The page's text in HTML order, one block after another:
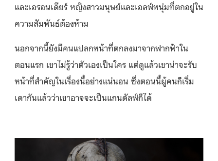
และเอรอนเดียร์ หญิงสาวมนุษย์และเอลฟ์หนุ่มที่ตกอยู่ใน
ความสัมพันธ์ต้องห้าม
นอกจากนี้ยังมีคนแปลกหน้าที่ตกลงมาจากฟากฟ้าใน
ตอนแรก เขาไม่รู้ว่าตัวเองเป็นใคร แต่ดูแล้วเขาน่าจะรับ
หน้าที่สำคัญในเรื่องนี้อย่างแน่นอน ซึ่งตอนนี้ผู้คนก็เริ่ม
เดากันแล้วว่าเขาอาจจะเป็นแกนดัลฟ์ก็ได้